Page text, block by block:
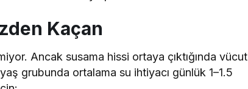
Kaçan
Ancak susama hissi ortaya çıktığında vücut
yaş grubunda ortalama su ihtiyacı günlük 1–1.5